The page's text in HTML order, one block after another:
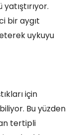
bir aygıt
uykuyu
için
Bu yüzden
tertipli